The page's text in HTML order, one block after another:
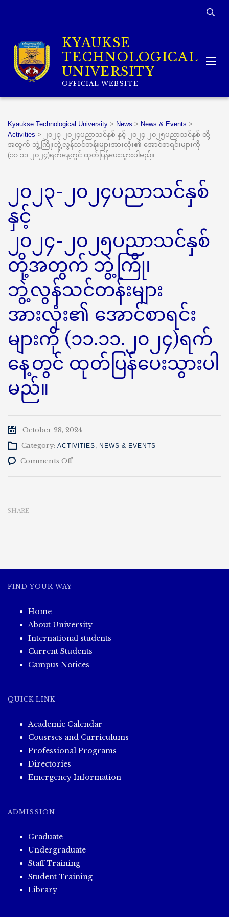
KYAUKSE
TECHNOLOGICAL
UNIVERSITY
OFFICIAL WEBSITE
Kyaukse Technological University > News > News & Events >
Activities >
၂၀၂၃-၂၀၂၄ပညာသင်နှစ် နှင့် ၂၀၂၄-၂၀၂၅ပညာသင်နှစ် တို့
အတွက် ဘွဲ့ကြို၊ဘွဲ့လွန်သင်တန်းများအားလုံး၏ အောင်စာရင်းများကို
(၁၁.၁၁.၂၀၂၄)ရက်နေ့တွင် ထုတ်ပြန်ပေးသွားပါမည်။
၂၀၂၃-၂၀၂၄ပညာသင်နှစ်
နှင့်
၂၀၂၄-၂၀၂၅ပညာသင်နှစ်
တို့အတွက် ဘွဲ့ကြို၊
ဘွဲ့လွန်သင်တန်းများ
အားလုံး၏ အောင်စာရင်း
များကို (၁၁.၁၁.၂၀၂၄)ရက်
နေ့တွင် ထုတ်ပြန်ပေးသွားပါ
မည်။
October 28, 2024
Category: ACTIVITIES, NEWS & EVENTS
Comments Offon
တွင်
ထုတ်
ပေး
သွား
SHARE
FIND YOUR WAY
Home
About University
International students
Current Students
Campus Notices
QUICK LINK
Academic Calendar
Cousrses and Curriculums
Professional Programs
Directories
Emergency Information
ADMISSION
Graduate
Undergraduate
Staff Training
Student Training
Library